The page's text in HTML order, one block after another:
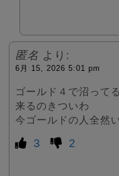
匿名 より:
6月 15, 2026 5:01 pm
ゴールド４で沼って
来るのきついわ
今ゴールドの人全然
3 2